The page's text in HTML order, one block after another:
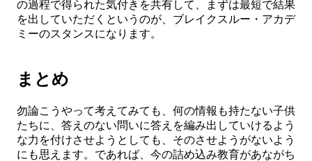
の過程で得られた気付きを共有して、まずは最短で結果
を出していただくというのが、ブレイクスルー・アカデ
ミーのスタンスになります。
まとめ
勿論こうやって考えてみても、何の情報も持たない子供
たちに、答えのない問いに答えを編み出していけるよう
な力を付けさせようとしても、そのさせようがないよう
にも思えます。であれば、今の詰め込み教育があながち